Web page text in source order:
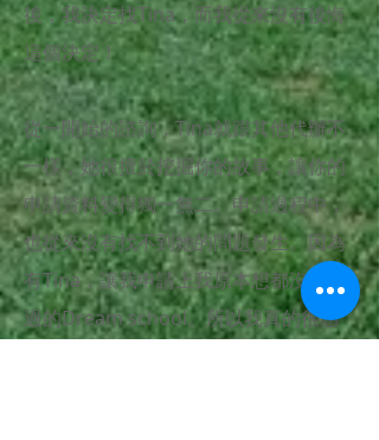
後，我決定找Tina，而我從來沒有後悔
這個決定！
從一開始的諮詢，Tina就跟其他代辦不
一樣，她很擅於挖掘你的故事，讓你的
申請資料變得獨一無二。申請過程中，
也從來沒有找不到她的問題發生。因為
有Tina，讓我申請上我原本想都沒有想
過的Dream school。所以我真的很感